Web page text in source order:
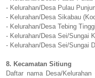
- Kelurahan/Desa Pulau
- Kelurahan/Desa Sikabau
- Kelurahan/Desa Tebing
- Kelurahan/Desa Sei/Sungai
- Kelurahan/Desa Sei/Sungai
8. Kecamatan Sitiung
Daftar nama Desa/